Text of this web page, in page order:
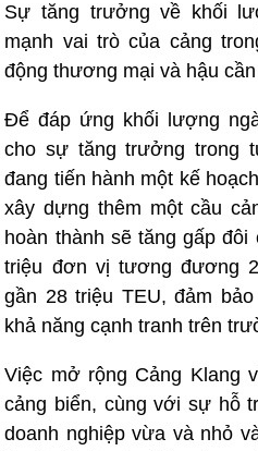
Sự tăng trưởng về khối
mạnh vai trò của cảng
động thương mại và hậu
Để đáp ứng khối lượng
cho sự tăng trưởng trong
đang tiến hành một kế
xây dựng thêm một cầu
hoàn thành sẽ tăng gấp
triệu đơn vị tương đương
gần 28 triệu TEU, đảm
khả năng cạnh tranh trên
Việc mở rộng Cảng Klang
cảng biển, cùng với sự hỗ
doanh nghiệp vừa và nhỏ